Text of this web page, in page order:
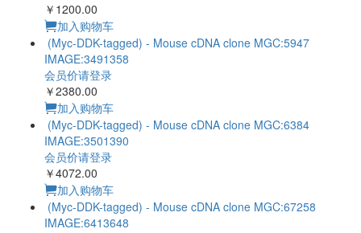
(Myc-DDK-tagged) - Mouse cDNA clone MGC:38916
IMAGE:5362476
会员价请登录
￥1900.00
加入购物车
(Myc-DDK-tagged) - Mouse cDNA clone MGC:40659
IMAGE:4923983
会员价请登录
￥2660.00
加入购物车